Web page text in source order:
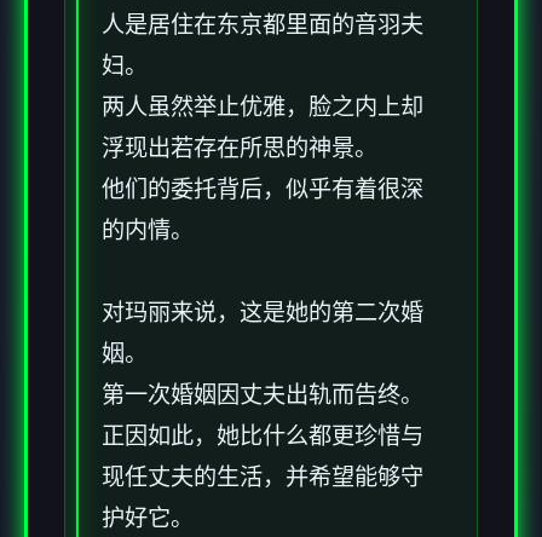
人是居住在东京都里面的音羽夫
妇。
两人虽然举止优雅，脸之内上却
浮现出若存在所思的神景。
他们的委托背后，似乎有着很深
的内情。
对玛丽来说，这是她的第二次婚
姻。
第一次婚姻因丈夫出轨而告终。
正因如此，她比什么都更珍惜与
现任丈夫的生活，并希望能够守
护好它。